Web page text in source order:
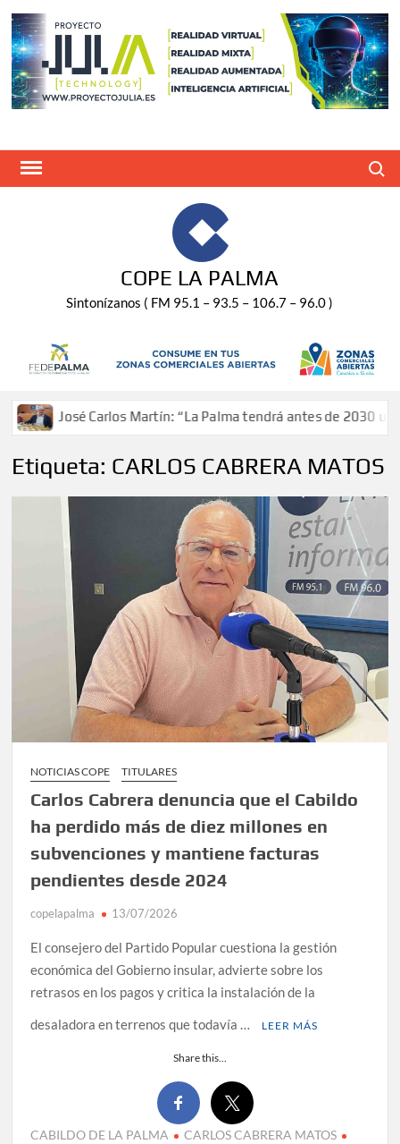
Saltar
contenido
COPE LA PALMA
Sintonízanos ( FM 95.1 – 93.5 – 106.7 – 96.0 )
Carlos Martín: “La Palma tendrá antes de 2030 un torneo de
Etiqueta: CARLOS CABRERA MATOS
NOTICIAS COPE TITULARES
Carlos Cabrera denuncia que el Cabildo
ha perdido más de diez millones en
subvenciones y mantiene facturas
pendientes desde 2024
copelapalma 13/07/2026
El consejero del Partido Popular cuestiona la gestión
económica del Gobierno insular, advierte sobre los
retrasos en los pagos y critica la instalación de la
desaladora en terrenos que todavía …
LEER MÁS
Share this...
CABILDO DE LA PALMA
CARLOS CABRERA MATOS